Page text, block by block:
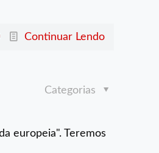
Continuar Lendo
Categorias
europeia". Teremos